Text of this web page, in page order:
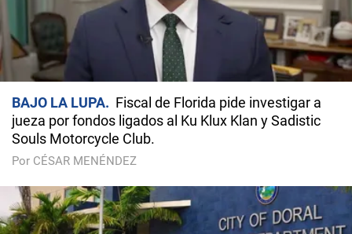
BAJO LA LUPA
Fiscal de Florida pide investigar a
jueza por fondos ligados al Ku Klux Klan y Sadistic
Souls Motorcycle Club.
Por CÉSAR MENÉNDEZ